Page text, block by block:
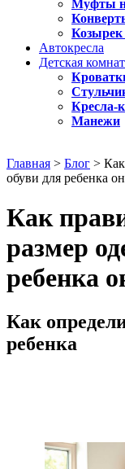
Муфты
Козырек
Автокресла
Детская
Кресла-
Манежи
Главная > Блог >
обуви для ребенка
Как
размер
ребенка
Как
ребенка